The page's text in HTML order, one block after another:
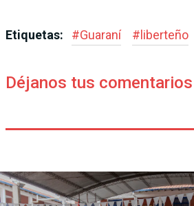
Etiquetas: #Guaraní # liberteño
Déjanos tus